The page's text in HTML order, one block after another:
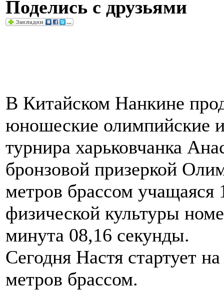
Поделись с друзьями
В Китайском Нанкине
юношеские олимпийские
турнира харьковчанка
бронзовой призеркой
метров брассом учащаяся
физической культуры
минута 08,16 секунды.
Сегодня Настя стартует
метров брассом.